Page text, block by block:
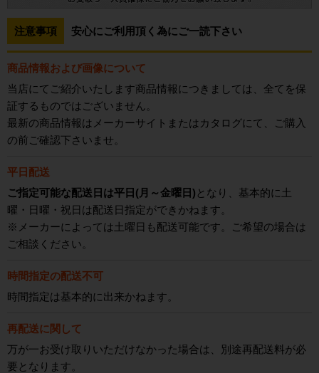
注意事項 安心にご利用頂く為にご一読下さい
商品情報および画像について
当店にてご紹介いたします商品情報につきましては、全てを保
証するものではございません。
最新の商品情報はメーカーサイトまたはカタログにて、ご購入
の前ご確認下さいませ。
平日配送
ご指定可能な配送日は平日(月～金曜日) となり、基本的に土
曜・日曜・祝日は配送日指定ができかねます。
※メーカーによっては土曜日も配送可能です。ご希望の場合は
ご相談ください。
時間指定の配送不可
時間指定は基本的に出来かねます。
再配送に関して
万が一お受け取りいただけなかった場合は、別途再配送料が必
要となります。